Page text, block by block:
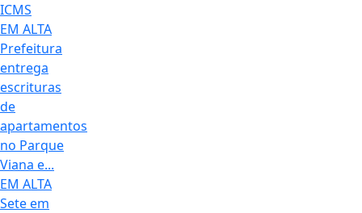
ICMS
EM ALTA
Prefeitura
entrega
escrituras
de
apartamentos
no Parque
Viana e...
EM ALTA
Sete em